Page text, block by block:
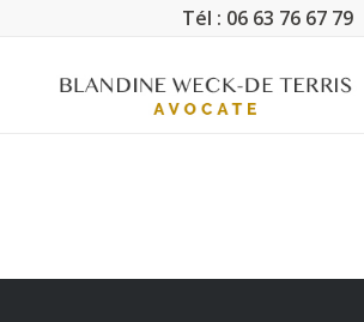
Tél : 06 63 76 67 79